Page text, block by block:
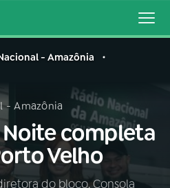
- Amazônia
- Amazônia
Noite completa
Velho
do bloco, Consola